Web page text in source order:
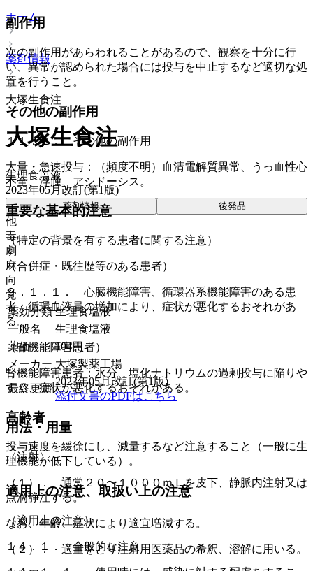
副作用
次の副作用があらわれることがあるので、観察を十分に行
い、異常が認められた場合には投与を中止するなど適切な処
置を行うこと。
その他の副作用
１１．２． その他の副作用
大量・急速投与：（頻度不明）血清電解質異常、うっ血性心
不全、浮腫、アシドーシス。
重要な基本的注意
（特定の背景を有する患者に関する注意）
（合併症・既往歴等のある患者）
９．１．１． 心臓機能障害、循環器系機能障害のある患
者：循環血液量の増加により、症状が悪化するおそれがあ
る。
（腎機能障害患者）
腎機能障害患者：水分、塩化ナトリウムの過剰投与に陥りや
すく、症状が悪化するおそれがある。
高齢者
投与速度を緩徐にし、減量するなど注意すること（一般に生
理機能が低下している）。
適用上の注意、取扱い上の注意
（適用上の注意）
１４．１． 全般的な注意
ホーム
薬剤情報
大塚生食注
大塚生食注
生理食塩液
2023年05月改訂(第1版)
薬剤情報 後発品
他
毒
劇
麻
向
覚
薬効分類 生理食塩液
一般名
生理食塩液
薬価
104円
メーカー 大塚製薬工場
最終更新
2023年05月改訂(第1版)
添付文書のPDFはこちら
用法・用量
〈注射〉
（１）． 通常２０〜１０００ｍＬを皮下、静脈内注射又は
点滴静注する。
なお、年齢、症状により適宜増減する。
（２）． 適量をとり注射用医薬品の希釈、溶解に用いる。